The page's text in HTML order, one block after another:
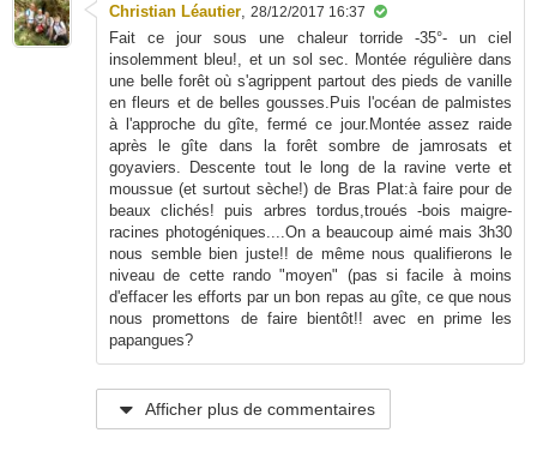
Christian Léautier 28/12/2017 16:37
Fait ce jour sous une chaleur torride -35°- un ciel
insolemment bleu!, et un sol sec. Montée régulière dans
une belle forêt où s'agrippent partout des pieds de vanille
en fleurs et de belles gousses.Puis l'océan de palmistes
à l'approche du gîte, fermé ce jour.Montée assez raide
après le gîte dans la forêt sombre de jamrosats et
goyaviers. Descente tout le long de la ravine verte et
moussue (et surtout sèche!) de Bras Plat:à faire pour de
beaux clichés! puis arbres tordus,troués -bois maigre-
racines photogéniques....On a beaucoup aimé mais 3h30
nous semble bien juste!! de même nous qualifierons le
niveau de cette rando "moyen" (pas si facile à moins
d'effacer les efforts par un bon repas au gîte, ce que nous
nous promettons de faire bientôt!! avec en prime les
papangues?
Afficher plus de commentaires